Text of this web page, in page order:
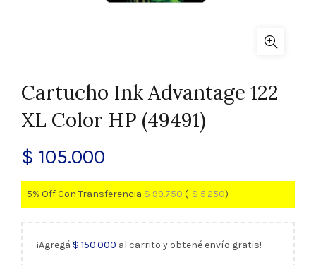
Cartucho Ink Advantage 122
XL Color HP (49491)
$ 105.000
5% Off Con Transferencia $ 99.750 (-$ 5.250)
¡Agregá $ 150.000 al carrito y obtené envío gratis!